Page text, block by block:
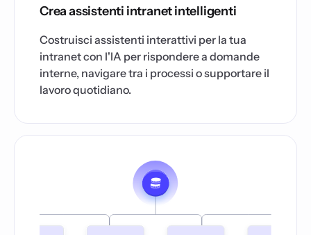
Crea assistenti intranet intelligenti
Costruisci assistenti interattivi per la tua
intranet con l'IA per rispondere a domande
interne, navigare tra i processi o supportare il
lavoro quotidiano.